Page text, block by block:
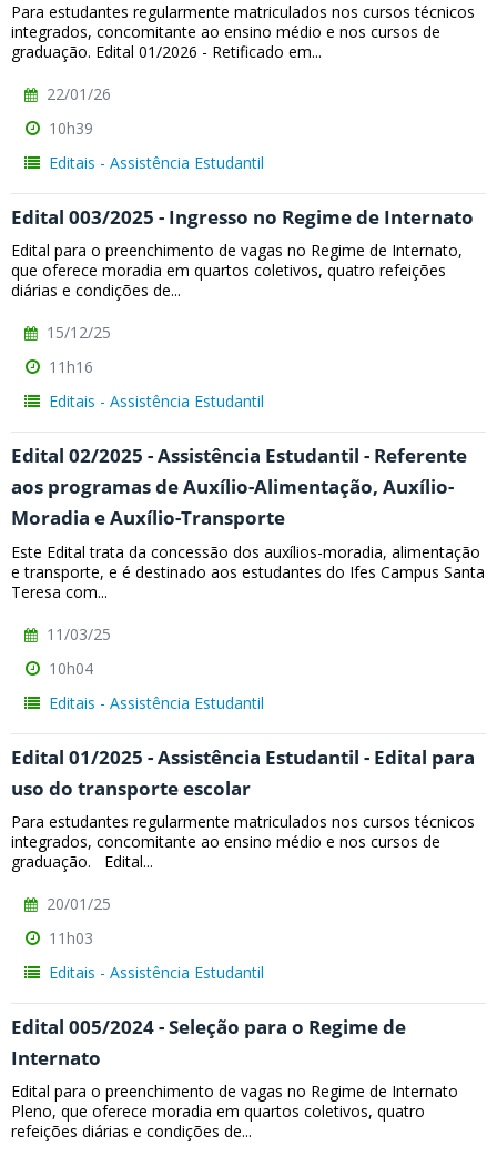
Para estudantes regularmente matriculados nos cursos técnicos
integrados, concomitante ao ensino médio e nos cursos de
graduação. Edital 01/2026 - Retificado em...
22/01/26
10h39
Editais - Assistência Estudantil
Edital 003/2025 - Ingresso no Regime de Internato
Edital para o preenchimento de vagas no Regime de Internato,
que oferece moradia em quartos coletivos, quatro refeições
diárias e condições de...
15/12/25
11h16
Editais - Assistência Estudantil
Edital 02/2025 - Assistência Estudantil - Referente
aos programas de Auxílio-Alimentação, Auxílio-
Moradia e Auxílio-Transporte
Este Edital trata da concessão dos auxílios-moradia, alimentação
e transporte, e é destinado aos estudantes do Ifes Campus Santa
Teresa com...
11/03/25
10h04
Editais - Assistência Estudantil
Edital 01/2025 - Assistência Estudantil - Edital para
uso do transporte escolar
Para estudantes regularmente matriculados nos cursos técnicos
integrados, concomitante ao ensino médio e nos cursos de
graduação. Edital...
20/01/25
11h03
Editais - Assistência Estudantil
Edital 005/2024 - Seleção para o Regime de
Internato
Edital para o preenchimento de vagas no Regime de Internato
Pleno, que oferece moradia em quartos coletivos, quatro
refeições diárias e condições de...